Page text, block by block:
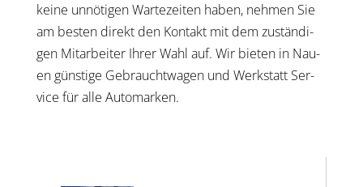
kei­ne unnö­ti­gen War­te­zei­ten haben, neh­men Sie
am bes­ten direkt den Kon­takt mit dem zustän­di­
gen Mit­ar­bei­ter Ihrer Wahl auf. Wir bie­ten in Nau­
en güns­ti­ge Gebraucht­wa­gen und Werkstatt Ser­
vice für alle Auto­mar­ken.